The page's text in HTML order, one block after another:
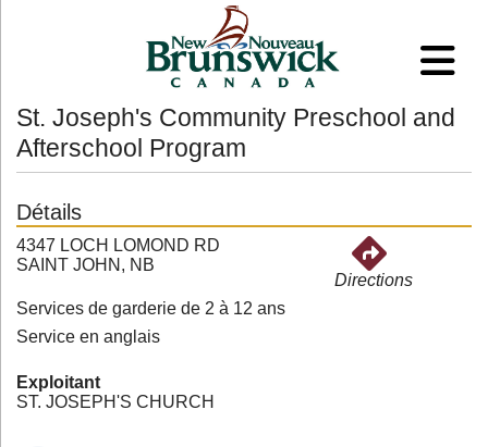
St. Joseph's Community Preschool and
Afterschool Program
Détails
4347 LOCH LOMOND RD
SAINT JOHN, NB
Directions
Services de garderie de 2 à 12 ans
Service en anglais
Exploitant
ST. JOSEPH'S CHURCH